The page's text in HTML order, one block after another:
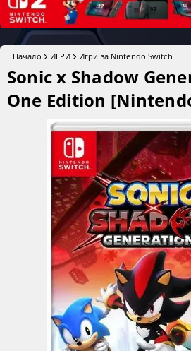
Начало ИГРИ Игри за Nintendo Switch
Sonic x Shadow
One Edition